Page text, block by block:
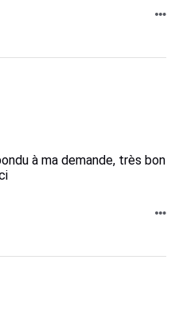
à ma demande, très bon